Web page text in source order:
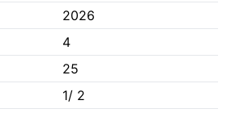
2026
4
25
1/ 2